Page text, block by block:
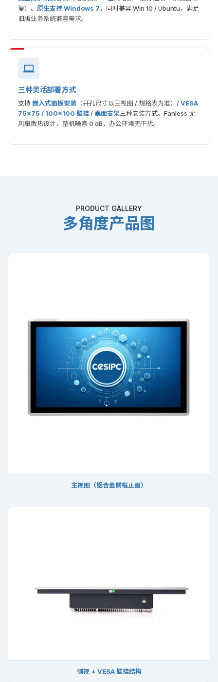
复）。 原生支持 Windows 7，同时兼容 Win 10 / Ubuntu，满足
旧版业务系统兼容需求。
三种灵活部署方式
支持嵌入式面板安装 （开孔尺寸以三视图 / 规格表为准）/VESA
75×75 / 100×100 壁挂 / 桌面支架三种安装方式。Fanless 无
风扇散热设计，整机噪音 0 dB，办公环境无干扰。
PRODUCT GALLERY
多角度产品图
主视图（铝合金前框正面）
侧视 + VESA 壁挂结构